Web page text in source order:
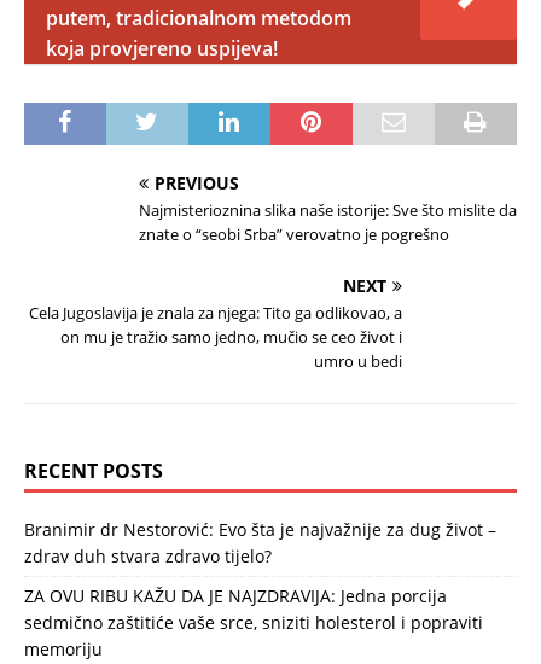
putem, tradicionalnom metodom
koja provjereno uspijeva!
PREVIOUS
Najmisterioznina slika naše istorije: Sve što mislite da
znate o “seobi Srba” verovatno je pogrešno
NEXT
Cela Jugoslavija je znala za njega: Tito ga odlikovao, a
on mu je tražio samo jedno, mučio se ceo život i
umro u bedi
RECENT POSTS
Branimir dr Nestorović: Evo šta je najvažnije za dug život –
zdrav duh stvara zdravo tijelo?
ZA OVU RIBU KAŽU DA JE NAJZDRAVIJA: Jedna porcija
sedmično zaštitiće vaše srce, sniziti holesterol i popraviti
memoriju